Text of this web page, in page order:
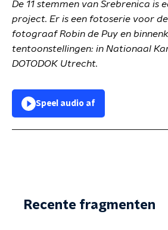
De 11 stemmen van Srebrenica is
project. Er is een fotoserie voor
fotograaf Robin de Puy en
tentoonstellingen: in Nationaal
DOTODOK Utrecht.
Speel audio af
Recente fragmenten